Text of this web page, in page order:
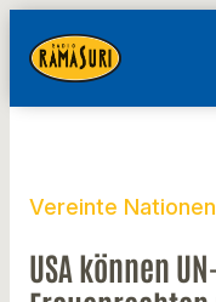
Vereinte Nationen
USA können